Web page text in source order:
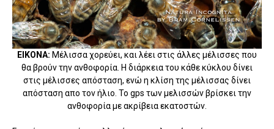
ΕΙΚΟΝΑ: Μέλισσα χορεύει, και λέει στις άλλες μέλισσες που
θα βρούν την ανθοφορία. Η διάρκεια του κάθε κύκλου δίνει
στις μέλισσες απόσταση, ενώ η κλίση της μέλισσας δίνει
απόσταση απο τον ήλιο. Το gps των μελισσών βρίσκει την
ανθοφορία με ακρίβεια εκατοστών.